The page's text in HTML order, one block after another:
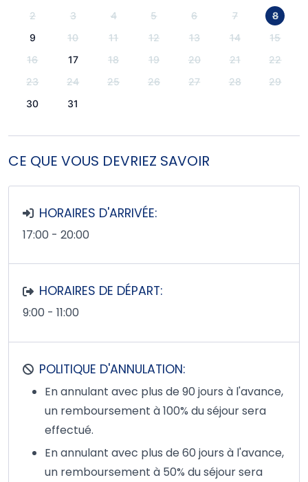
2 3 4 5 6 7
8
9
10 11 12 13 14
15
16
17 18 19 20 21
22
23
24 25 26 27 28
29
30
31
CE QUE VOUS DEVRIEZ SAVOIR
HORAIRES D'ARRIVÉE:
17:00 - 20:00
HORAIRES DE DÉPART:
9:00 - 11:00
POLITIQUE D'ANNULATION:
En annulant avec plus de 90 jours à l'avance,
un remboursement à 100% du séjour sera
effectué.
En annulant avec plus de 60 jours à l'avance,
un remboursement à 50% du séjour sera